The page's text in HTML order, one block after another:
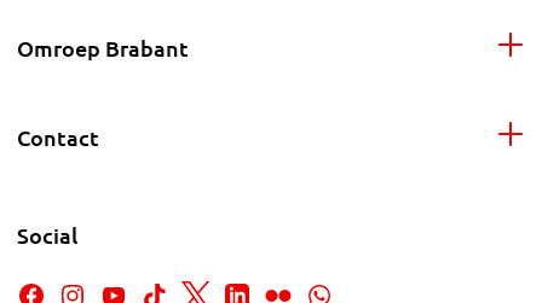
Omroep Brabant
Contact
Social